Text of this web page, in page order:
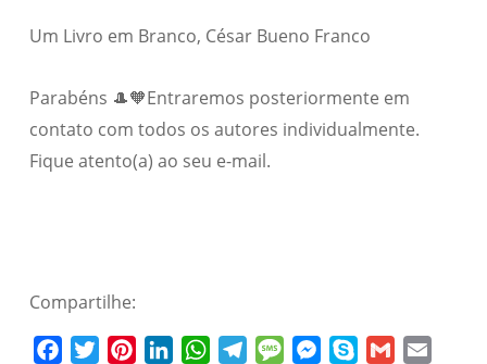
Um Livro em Branco, César Bueno Franco
Parabéns 🎩🧡Entraremos posteriormente em
contato com todos os autores individualmente.
Fique atento(a) ao seu e-mail.
Compartilhe:
FacebookTwitterPinterestLinkedInWhatsAppTelegramMessageMessenger
Skype Gmail